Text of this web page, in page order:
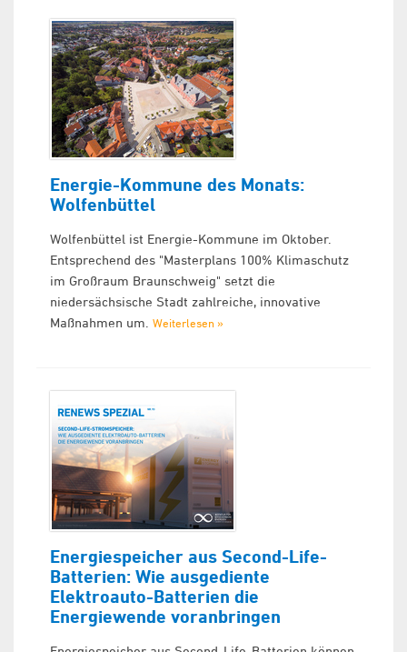
Energie-Kommune des Monats:
Wolfenbüttel
Wolfenbüttel ist Energie-Kommune im Oktober.
Entsprechend des "Masterplans 100% Klimaschutz
im Großraum Braunschweig" setzt die
niedersächsische Stadt zahlreiche, innovative
Maßnahmen um. Weiterlesen »
Energiespeicher aus Second-Life-
Batterien: Wie ausgediente
Elektroauto-Batterien die
Energiewende voranbringen